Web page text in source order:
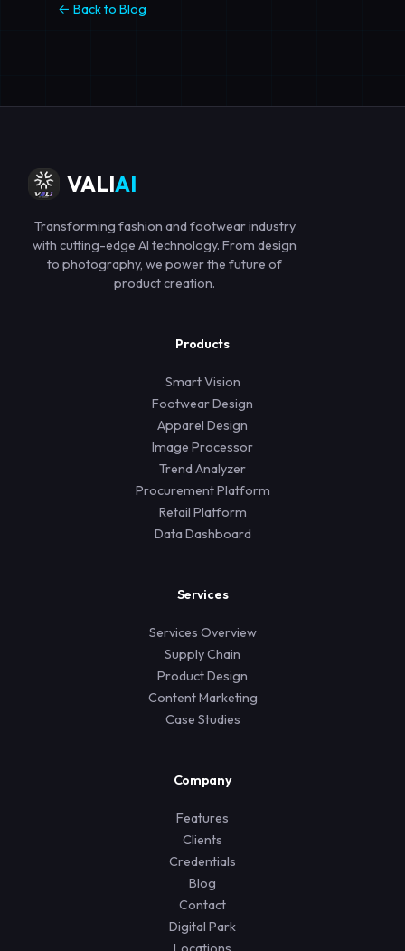
← Back to Blog
VALIAI
Transforming fashion and footwear industry
with cutting-edge AI technology. From design
to photography, we power the future of
product creation.
Products
Smart Vision
Footwear Design
Apparel Design
Image Processor
Trend Analyzer
Procurement Platform
Retail Platform
Data Dashboard
Services
Services Overview
Supply Chain
Product Design
Content Marketing
Case Studies
Company
Features
Clients
Credentials
Blog
Contact
Digital Park